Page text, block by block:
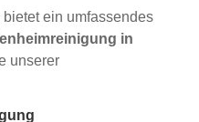
ein umfassendes
in
unserer